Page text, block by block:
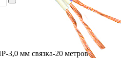
3,0 мм связка-20 метров